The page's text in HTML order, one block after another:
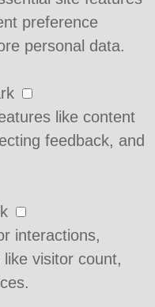
preference
personal data.
like content
feedback, and
interactions,
visitor count,